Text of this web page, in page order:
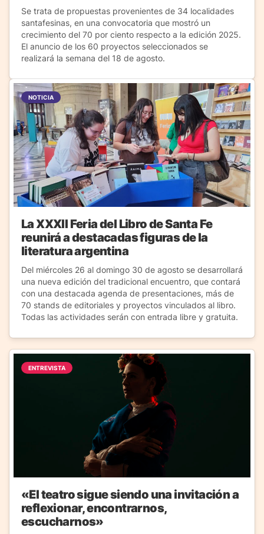
Se trata de propuestas provenientes de 34 localidades
santafesinas, en una convocatoria que mostró un
crecimiento del 70 por ciento respecto a la edición 2025.
El anuncio de los 60 proyectos seleccionados se
realizará la semana del 18 de agosto.
NOTICIA
La XXXII Feria del Libro de Santa Fe
reunirá a destacadas figuras de la
literatura argentina
Del miércoles 26 al domingo 30 de agosto se desarrollará
una nueva edición del tradicional encuentro, que contará
con una destacada agenda de presentaciones, más de
70 stands de editoriales y proyectos vinculados al libro.
Todas las actividades serán con entrada libre y gratuita.
ENTREVISTA
«El teatro sigue siendo una invitación a
reflexionar, encontrarnos,
escucharnos»